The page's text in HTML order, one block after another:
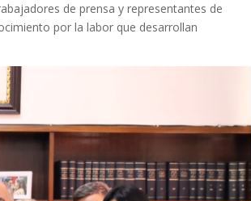
de prensa y representantes de
por la labor que desarrollan